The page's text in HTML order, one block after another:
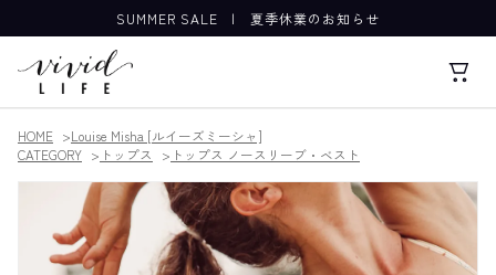
SUMMER SALE |夏季休業のお知らせ
HOME
Louise Misha [ルイーズミーシャ]
CATEGORY
トップス トップス ノースリーブ・ベスト